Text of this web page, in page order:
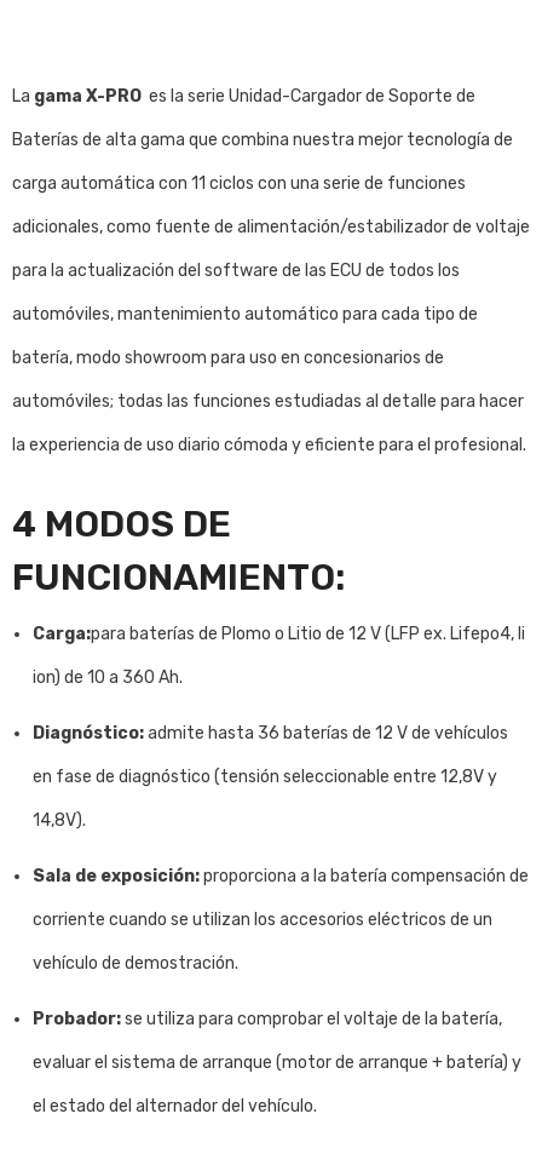
La gama X-PRO es la serie Unidad-Cargador de Soporte de
Baterías de alta gama que combina nuestra mejor tecnología de
carga automática con 11 ciclos con una serie de funciones
adicionales, como fuente de alimentación/estabilizador de voltaje
para la actualización del software de las ECU de todos los
automóviles, mantenimiento automático para cada tipo de
batería, modo showroom para uso en concesionarios de
automóviles; todas las funciones estudiadas al detalle para hacer
la experiencia de uso diario cómoda y eficiente para el profesional.
4 MODOS DE
FUNCIONAMIENTO:
Carga:para baterías de Plomo o Litio de 12 V (LFP ex. Lifepo4, li
ion) de 10 a 360 Ah.
Diagnóstico:admite hasta 36 baterías de 12 V de vehículos
en fase de diagnóstico (tensión seleccionable entre 12,8V y
14,8V).
Sala de exposición:proporciona a la batería compensación de
corriente cuando se utilizan los accesorios eléctricos de un
vehículo de demostración.
Probador:se utiliza para comprobar el voltaje de la batería,
evaluar el sistema de arranque (motor de arranque + batería) y
el estado del alternador del vehículo.